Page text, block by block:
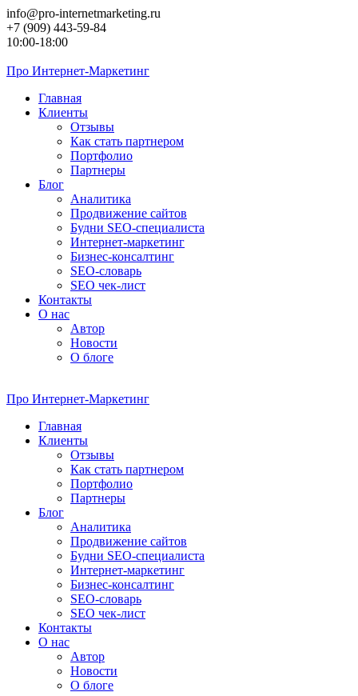
Перейти
к
контенту
info@pro-internetmarketing.ru
+7 (909) 443-59-84
10:00-18:00
Про Интернет-Маркетинг
Главная
Клиенты
Отзывы
Как стать партнером
Портфолио
Партнеры
Блог
Аналитика
Продвижение сайтов
Будни SEO-специалиста
Интернет-маркетинг
Бизнес-консалтинг
SEO-словарь
SEO чек-лист
Контакты
О нас
Автор
Новости
О блоге
Про Интернет-Маркетинг
Главная
Клиенты
Отзывы
Как стать партнером
Портфолио
Партнеры
Блог
Аналитика
Продвижение сайтов
Будни SEO-специалиста
Интернет-маркетинг
Бизнес-консалтинг
SEO-словарь
SEO чек-лист
Контакты
О нас
Автор
Новости
О блоге